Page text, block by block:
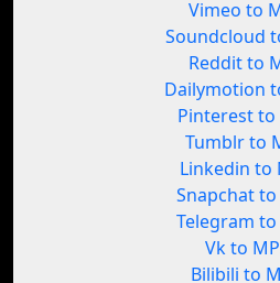
Vimeo to
Soundcloud
Reddit to
Dailymotion
Pinterest to
Tumblr to
Linkedin to
Snapchat to
Telegram to
Vk to
Bilibili to